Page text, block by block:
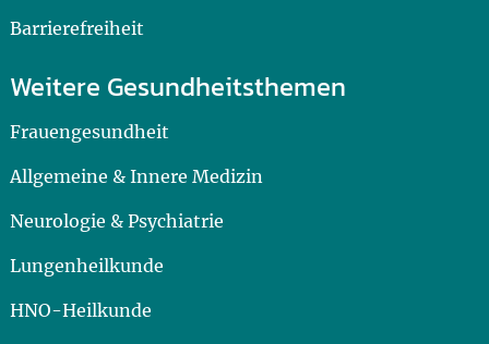
Barrierefreiheit
Weitere Gesundheitsthemen
Frauengesundheit
Allgemeine & Innere Medizin
Neurologie & Psychiatrie
Lungenheilkunde
HNO-Heilkunde